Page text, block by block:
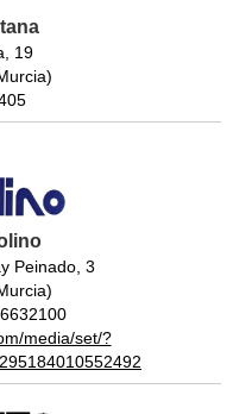
19
Peinado, 3
media/set/?